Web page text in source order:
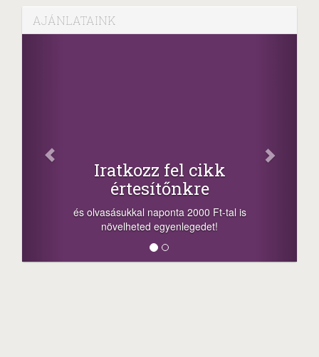
AJÁNLATAINK
Iratkozz fel cikk
értesítőnkre
olvasásukkal naponta 2000 Ft-tal is
növelheted egyenlegedet!